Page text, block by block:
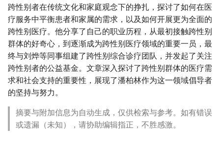
跨性别者在传统文化和家庭观念下的挣扎，探讨了如何在医
疗服务中平衡患者和家属的需求，以及如何开展更为全面的
跨性别医疗。他分享了自己的职业历程，从最初接触跨性别
群体的好奇心，到逐渐成为跨性别医疗领域的重要一员，最
终与刘烨等同事组建了跨性别综合诊疗团队，并发起了关注
跨性别者的公益基金。文章深入探讨了跨性别群体的医疗需
求和社会支持的重要性，展现了潘柏林作为这一领域倡导者
的坚持与努力。
摘要与附加信息为自动生成，仅供检索与参考。如有错误
或遗漏（未知），请协助编辑指正，不胜感激。